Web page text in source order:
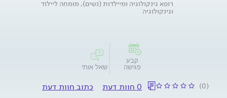
רופא גינקולוגיה ומיילדות (נשים), מומחה ליילוד
וגינקולוגיה
קבע
פגישה
שאל אותי
(0) 0 חוות דעת כתוב חוות דעת